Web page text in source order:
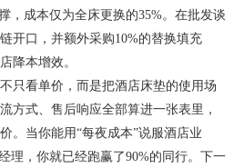
，成本仅为全床更换的35%。在批发谈
开口，并额外采购10%的替换填充
降本增效。
看单价，而是把酒店床垫的使用场
方式、售后响应全部算进一张表里，
。当你能用“每夜成本”说服酒店业
理，你就已经跑赢了90%的同行。下一